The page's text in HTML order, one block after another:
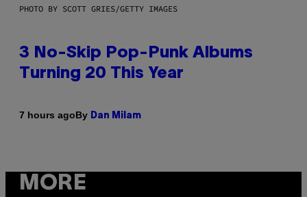
PHOTO BY SCOTT GRIES/GETTY IMAGES
3 No-Skip Pop-Punk Albums
Turning 20 This Year
7 hours agoBy Dan Milam
MORE